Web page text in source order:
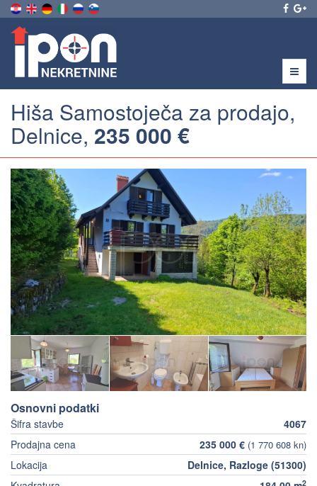
Menu
Hiša Samostoječa za prodajo,
Delnice, 235 000 €
Osnovni podatki
Šifra stavbe
4067
Prodajna cena
235 000 € (1 770 608 kn)
Lokacija
Delnice, Razloge (51300)
2